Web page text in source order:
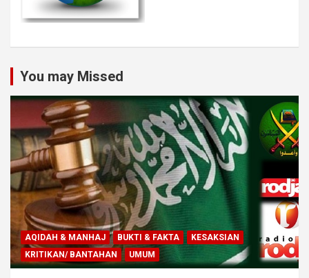
You may Missed
AQIDAH & MANHAJ BUKTI & FAKTA
KESAKSIAN
KRITIKAN/ BANTAHAN
UMUM